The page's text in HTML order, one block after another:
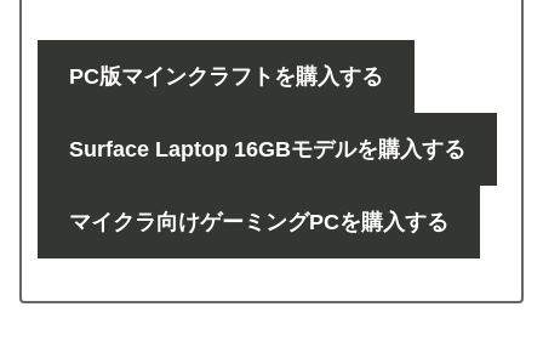
PC版マインクラフトを購入する
Surface Laptop 16GBモデルを購入する
マイクラ向けゲーミングPCを購入する